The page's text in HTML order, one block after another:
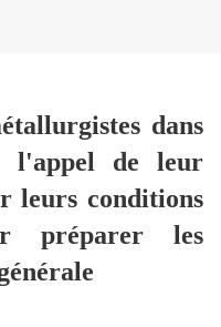
dans
l'appel de leur
leurs conditions
préparer les